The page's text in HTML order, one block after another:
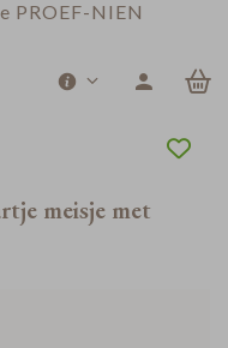
PROEF-NIEN
meisje met